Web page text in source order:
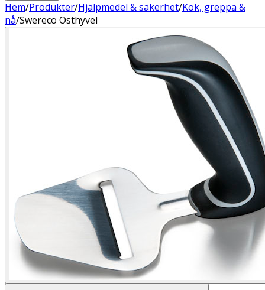
Hem/Produkter/Hjälpmedel & säkerhet/Kök, greppa &
nå/Swereco Osthyvel